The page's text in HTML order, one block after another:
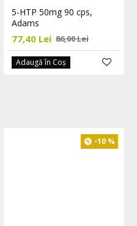
5-HTP 50mg 90 cps,
Adams
77,40 Lei 86,00 Lei
Adaugă în Coş
-10 %